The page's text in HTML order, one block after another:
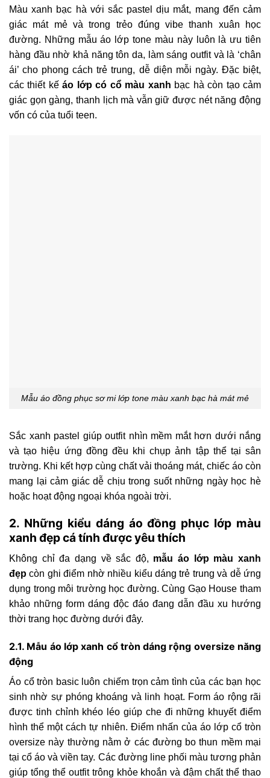
Màu xanh bạc hà với sắc pastel dịu mắt, mang đến cảm
giác mát mẻ và trong trẻo đúng vibe thanh xuân học
đường. Những mẫu áo lớp tone màu này luôn là ưu tiên
hàng đầu nhờ khả năng tôn da, làm sáng outfit và là ‘chân
ái’ cho phong cách trẻ trung, dễ diện mỗi ngày. Đặc biệt,
các thiết kếáo lớp có cổ màu xanh bạc hà còn tạo cảm
giác gọn gàng, thanh lịch mà vẫn giữ được nét năng động
vốn có của tuổi teen.
Mẫu áo đồng phục sơ mi lớp tone màu xanh bạc hà mát mẻ
Sắc xanh pastel giúp outfit nhìn mềm mắt hơn dưới nắng
và tạo hiệu ứng đồng đều khi chụp ảnh tập thể tại sân
trường. Khi kết hợp cùng chất vải thoáng mát, chiếc áo còn
mang lại cảm giác dễ chịu trong suốt những ngày học hè
hoặc hoạt động ngoại khóa ngoài trời.
2. Những kiểu dáng áo đồng phục lớp màu
xanh đẹp cá tính được yêu thích
Không chỉ đa dạng về sắc độ, mẫu áo lớp màu xanh
đẹp còn ghi điểm nhờ nhiều kiểu dáng trẻ trung và dễ ứng
dụng trong môi trường học đường. Cùng Gạo House tham
khảo những form dáng độc đáo đang dẫn đầu xu hướng
thời trang học đường dưới đây.
2.1. Mẫu áo lớp xanh cổ tròn dáng rộng oversize năng
động
Áo cổ tròn basic luôn chiếm trọn cảm tình của các bạn học
sinh nhờ sự phóng khoáng và linh hoạt. Form áo rộng rãi
được tinh chỉnh khéo léo giúp che đi những khuyết điểm
hình thể một cách tự nhiên. Điểm nhấn của áo lớp cổ tròn
oversize này thường nằm ở các đường bo thun mềm mại
tại cổ áo và viền tay. Các đường line phối màu tương phản
giúp tổng thể outfit trông khỏe khoắn và đậm chất thể thao